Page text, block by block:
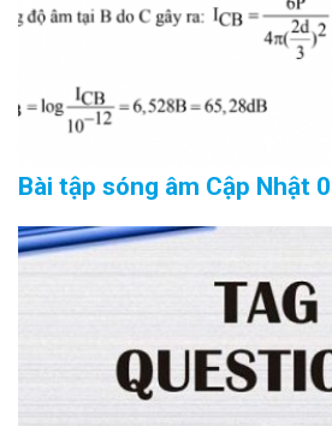
Bài tập sóng âm Cập Nhật